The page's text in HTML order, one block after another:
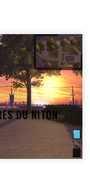
DU NITON